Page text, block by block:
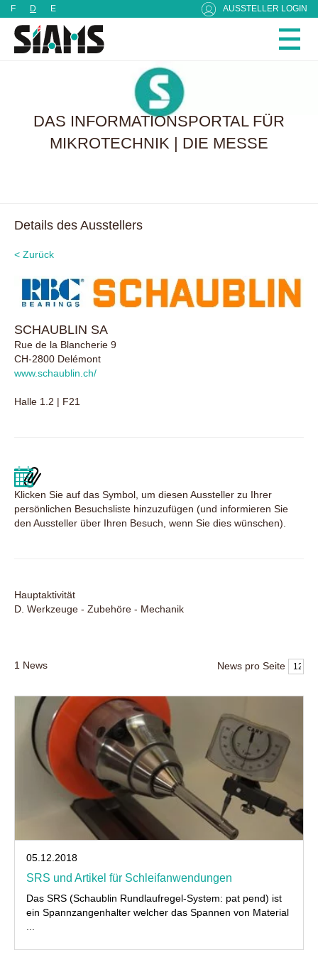
F D E AUSSTELLER LOGIN
DAS INFORMATIONSPORTAL FÜR
MIKROTECHNIK | DIE MESSE
Details des Ausstellers
< Zurück
SCHAUBLIN SA
Rue de la Blancherie 9
CH-2800 Delémont
www.schaublin.ch/
Halle 1.2 | F21
Klicken Sie auf das Symbol, um diesen Aussteller zu Ihrer
persönlichen Besuchsliste hinzuzufügen (und informieren Sie
den Aussteller über Ihren Besuch, wenn Sie dies wünschen).
Hauptaktivität
D. Werkzeuge - Zubehöre - Mechanik
1 News News pro Seite
05.12.2018
SRS und Artikel für Schleifanwendungen
Das SRS (Schaublin Rundlaufregel-System: pat pend) ist
ein Spannzangenhalter welcher das Spannen von Material
...
Cookie-Einstellungen